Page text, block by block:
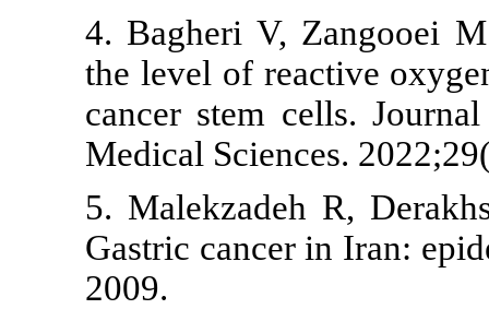
4. Bagheri
the level of
cancer
Medical
5.
Gastric